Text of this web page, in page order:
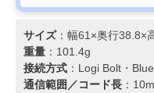
サイズ：幅61×奥行38.8×
重量 ：101.4g
接続方式 ：Logi Bolt・
通信範囲／コード長 ：10m